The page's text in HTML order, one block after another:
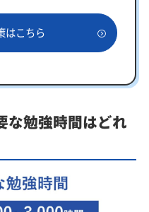
はこちら
な勉強時間はどれ